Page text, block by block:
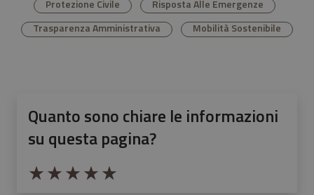
Protezione Civile
Risposta Alle Emergenze
Trasparenza Amministrativa
Mobilità Sostenibile
Quanto sono chiare le informazioni
su questa pagina?
Valuta da 1 a 5 stelle la pagina